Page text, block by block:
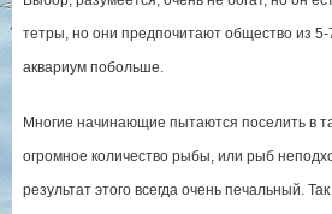
тетры, но они предпочитают общество из 5-
аквариум побольше.
Многие начинающие пытаются поселить в
огромное количество рыбы, или рыб
результат этого всегда очень печальный.